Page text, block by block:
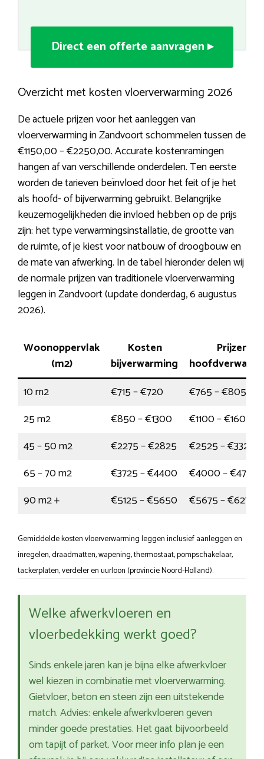
Direct een offerte aanvragen ▸
Overzicht met kosten vloerverwarming 2026
De actuele prijzen voor het aanleggen van
vloerverwarming in Zandvoort schommelen tussen de
€1150,00 – €2250,00. Accurate kostenramingen
hangen af van verschillende onderdelen. Ten eerste
worden de tarieven beïnvloed door het feit of je het
als hoofd- of bijverwarming gebruikt. Belangrijke
keuzemogelijkheden die invloed hebben op de prijs
zijn: het type verwarmingsinstallatie, de grootte van
de ruimte, of je kiest voor natbouw of droogbouw en
de mate van afwerking. In de tabel hieronder delen wij
de normale prijzen van traditionele vloerverwarming
leggen in Zandvoort (update donderdag, 6 augustus
2026).
Woonoppervlak
(m2)
Kosten
bijverwarming
Prijzen
10 m2
€715 – €720
€765 – €805
25 m2
€850 – €1300
€1100 – €1600
45 – 50 m2
€2275 – €2825
€2525 – €3325
65 – 70 m2
€3725 – €4400
€4000 – €4750
90 m2 +
€5125 – €5650 €5675 – €6275
Gemiddelde kosten vloerverwarming leggen inclusief aanleggen en
inregelen, draadmatten, wapening, thermostaat, pompschakelaar,
tackerplaten, verdeler en uurloon (provincie Noord-Holland).
Welke afwerkvloeren en
vloerbedekking werkt goed?
Sinds enkele jaren kan je bijna elke afwerkvloer
wel kiezen in combinatie met vloerverwarming.
Gietvloer, beton en steen zijn een uitstekende
match. Advies: enkele afwerkvloeren geven
minder goede prestaties. Het gaat bijvoorbeeld
om tapijt of parket. Voor meer info plan je een